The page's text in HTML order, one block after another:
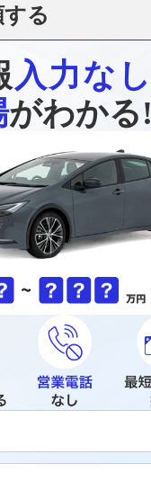
る
入力なし
がわかる!